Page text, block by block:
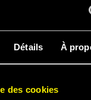
Détails À
des cookies
Cet épisode d'It’s
équipe légendaire
les bons